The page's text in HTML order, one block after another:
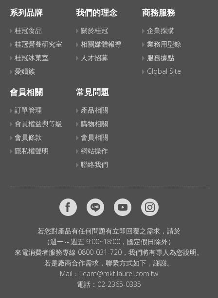
系列品牌
桂冠食品
桂冠營養研究室
桂冠冰菓室
愛麵族
我們的理念
關於桂冠
相關媒體報導
人才招募
商務服務
企業採購
業務用型錄
服務據點
Global Site
會員相關
訂單管理
會員權益與等級
會員條款
隱私權聲明
常見問題
產品相關
購物相關
會員相關
網站操作
聯絡我們
若您對產品有任何問題有立即回覆之需求，請於
（週一～週五 9:00~18:00，國定假日除外）
來電消費者服務專線 0800-031-720，我們將有專人為您說明。
若是廠商合作需求，聯繫方式如下，謝謝。
Mail： Team@mkt.laurel.com.tw
電話： 02-2365-0335